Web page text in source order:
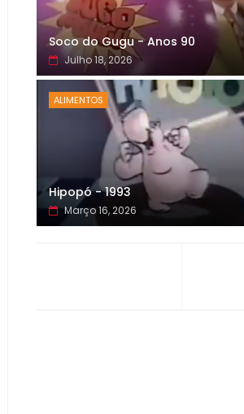
Soco do Gugu - Anos 90
Julho 18, 2026
ALIMENTOS
Hipopó - 1993
Março 16, 2026